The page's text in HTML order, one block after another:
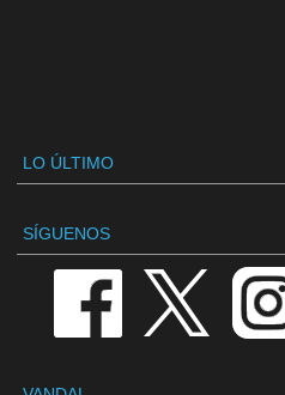
LO ÚLTIMO
SÍGUENOS